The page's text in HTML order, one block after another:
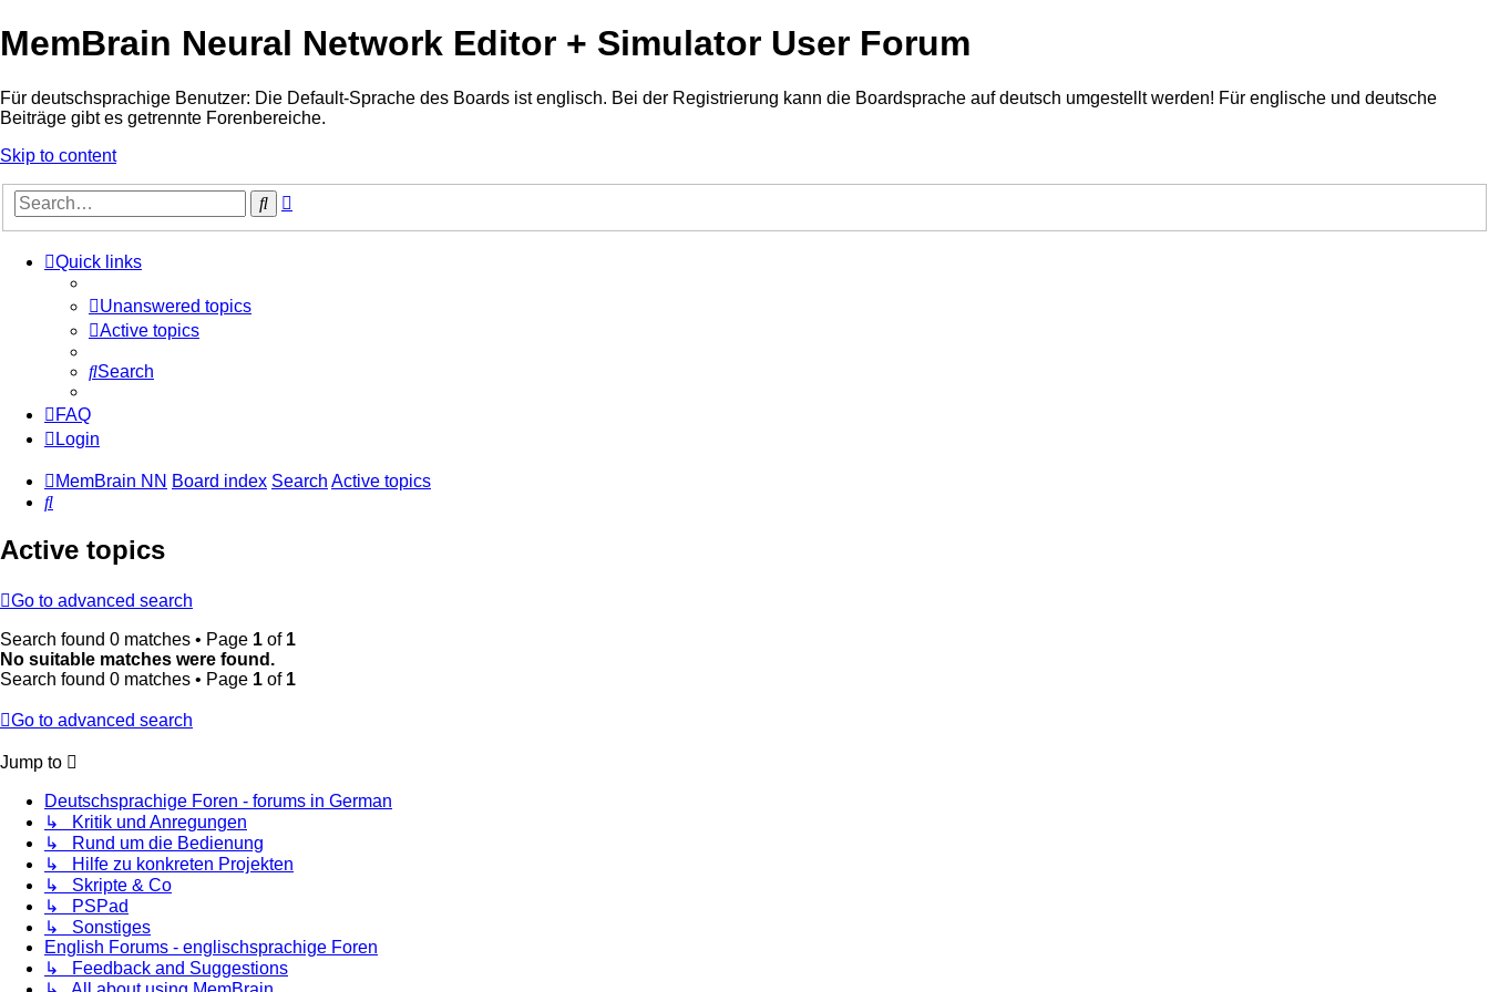
MemBrain Neural Network Editor + Simulator User Forum
Für deutschsprachige Benutzer: Die Default-Sprache des Boards ist englisch. Bei der Registrierung kann die Boardsprache auf deutsch umgestellt werden! Für englische und deutsche
Beiträge gibt es getrennte Forenbereiche.
Skip to content
Search
Quick links
Unanswered topics
Active topics
Search
FAQ
Login
MemBrain NN Board index Search Active topics
Search
Active topics
Go to advanced search
Search found 0 matches • Page 1 of 1
No suitable matches were found.
Search found 0 matches • Page 1 of 1
Go to advanced search
Jump to
Deutschsprachige Foren - forums in German
↳ Kritik und Anregungen
↳ Rund um die Bedienung
↳ Hilfe zu konkreten Projekten
↳ Skripte & Co
↳ PSPad
↳ Sonstiges
English Forums - englischsprachige Foren
↳ Feedback and Suggestions